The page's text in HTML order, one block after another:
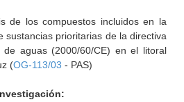
de los compuestos incluidos en la
sustancias prioritarias de la directiva
de aguas (2000/60/CE) en el litoral
(OG-113/03 - PAS)